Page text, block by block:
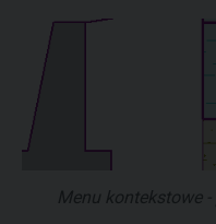
Menu kontekstowe